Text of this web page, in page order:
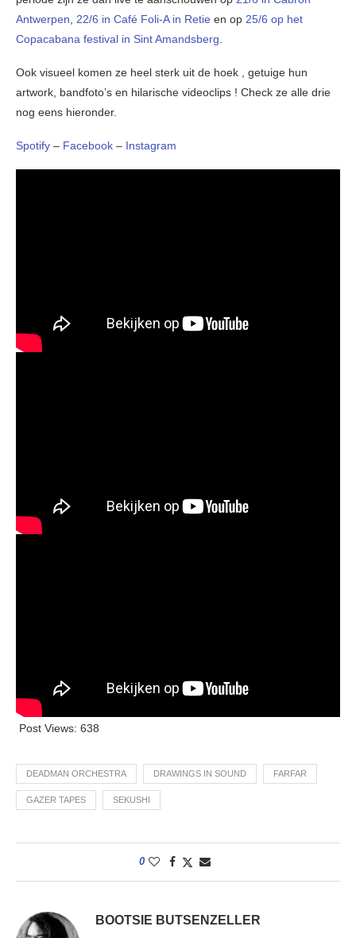
Antwerpen, 22/6 in Café Foli-A in Retie en op 25/6 op het
Copacabana festival in Sint Amandsberg.
Ook visueel komen ze heel sterk uit de hoek , getuige hun
artwork, bandfoto’s en hilarische videoclips ! Check ze alle drie
nog eens hieronder.
Spotify – Facebook – Instagram
Post Views: 638
DEADMAN ORCHESTRA DRAWINGS IN SOUND FARFAR
GAZER TAPES SEKUSHI
0
BOOTSIE BUTSENZELLER